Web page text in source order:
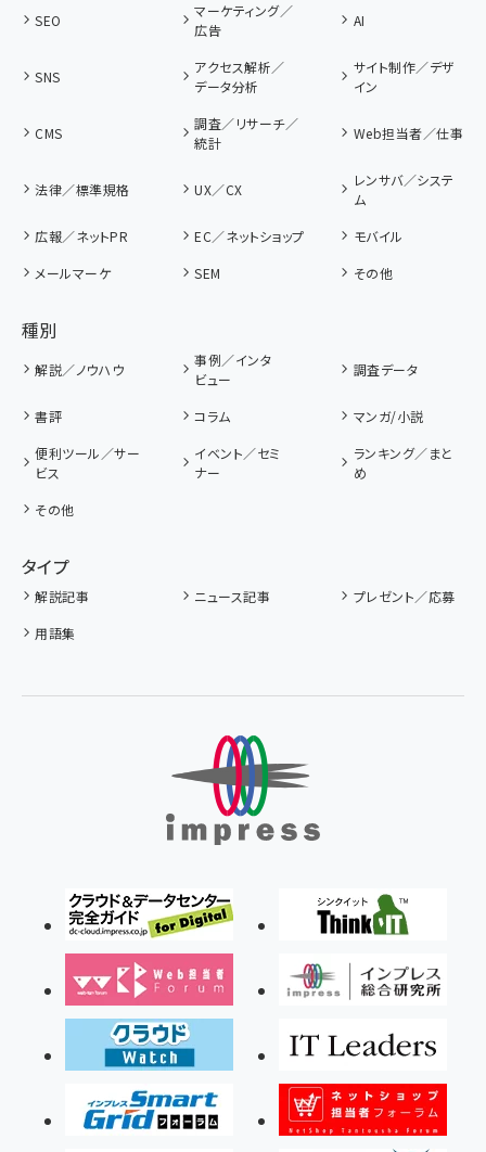
SEO
マーケティング／
広告
AI
SNS
アクセス解析／
データ分析
サイト制作／デザ
イン
CMS
調査／リサーチ／
統計
Web担当者／仕事
法律／標準規格 UX／CX
レンサバ／システ
ム
広報／ネットPR
EC／ネットショップ
モバイル
メールマーケ
SEM その他
種別
解説／ノウハウ
事例／インタ
ビュー
調査データ
書評 コラム
マンガ/小説
便利ツール／サー
ビス
イベント／セミ
ナー
ランキング／まと
め
その他
タイプ
解説記事 ニュース記事
プレゼント／応募
用語集